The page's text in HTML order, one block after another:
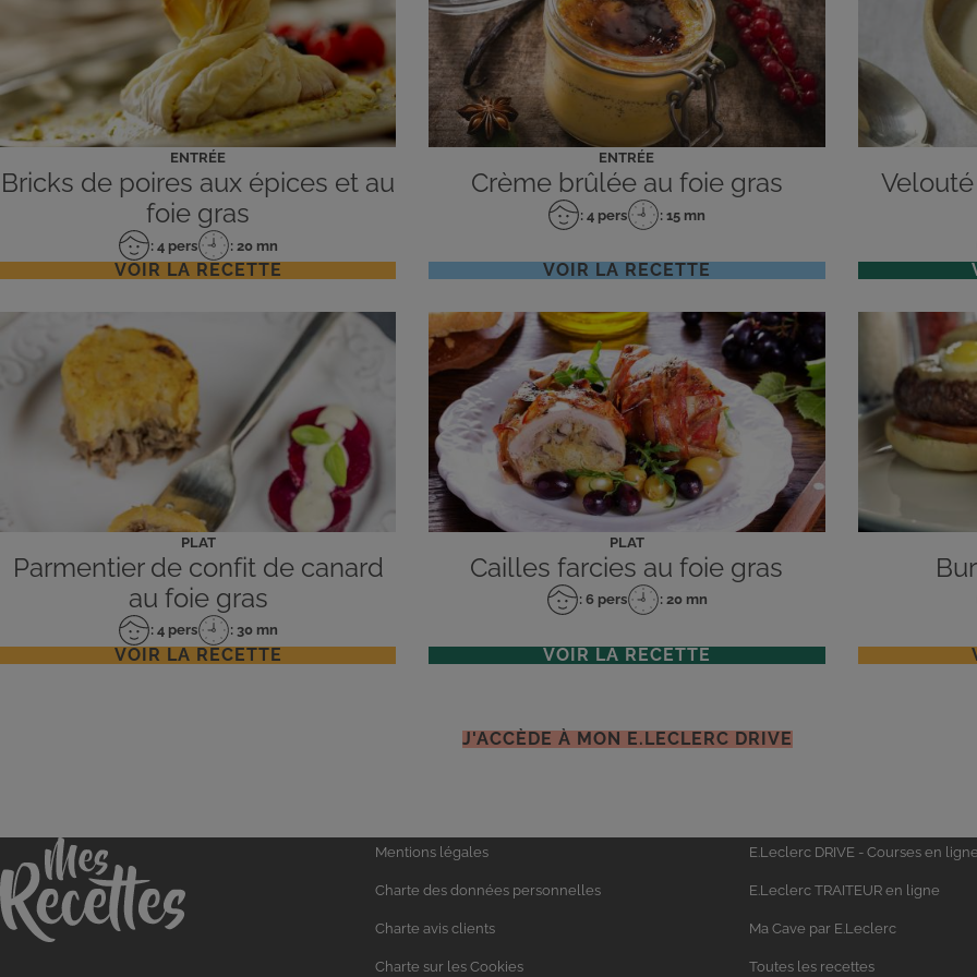
ENTRÉE
Bricks de poires aux épices et au
foie gras
Nombre
de
: 4 pers
Temps
de
: 20 mn
VOIR LA RECETTE
ENTRÉE
Crème brûlée au foie gras
Nombre
personnes
: 4 pers
Temps
préparation
: 15 mn
VOIR LA RECETTE
PLAT
Parmentier de confit de canard
au foie gras
Nombre
de
: 4 pers
Temps
de
: 30 mn
VOIR LA RECETTE
PLAT
Cailles farcies au foie gras
Nombre
personnes
: 6 pers
Temps
préparation
: 20 mn
VOIR LA RECETTE
J'ACCÈDE À MON E.LECLERC DRIVE
Accueil
Liens
utiles
Mentions légales
Charte des données personnelles
Charte avis clients
Charte sur les Cookies
Univers
Leclerc
E.Leclerc DRIVE - Courses en ligne
E.Leclerc TRAITEUR en ligne
Ma Cave par E.Leclerc
Toutes les recettes